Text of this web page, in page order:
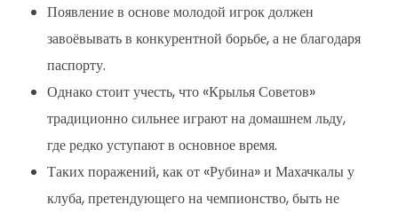
Появление в основе молодой игрок должен
завоёвывать в конкурентной борьбе, а не благодаря
паспорту.
Однако стоит учесть, что «Крылья Советов»
традиционно сильнее играют на домашнем льду,
где редко уступают в основное время.
Таких поражений, как от «Рубина» и Махачкалы у
клуба, претендующего на чемпионство, быть не